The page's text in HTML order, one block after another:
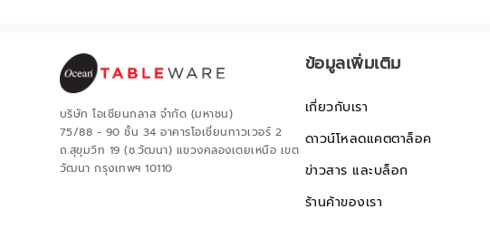
บริษัท โอเชียนกลาส จำกัด (มหาชน)
75/88 - 90 ชั้น 34 อาคารโอเชี่ยนทาวเวอร์ 2
ถ.สุขุมวิท 19 (ซ.วัฒนา) แขวงคลองเตยเหนือ เขต
วัฒนา กรุงเทพฯ 10110
ข้อมูลเพิ่มเติม
เกี่ยวกับเรา
ดาวน์โหลดแคตตาล็อค
ข่าวสาร และบล็อก
ร้านค้าของเรา